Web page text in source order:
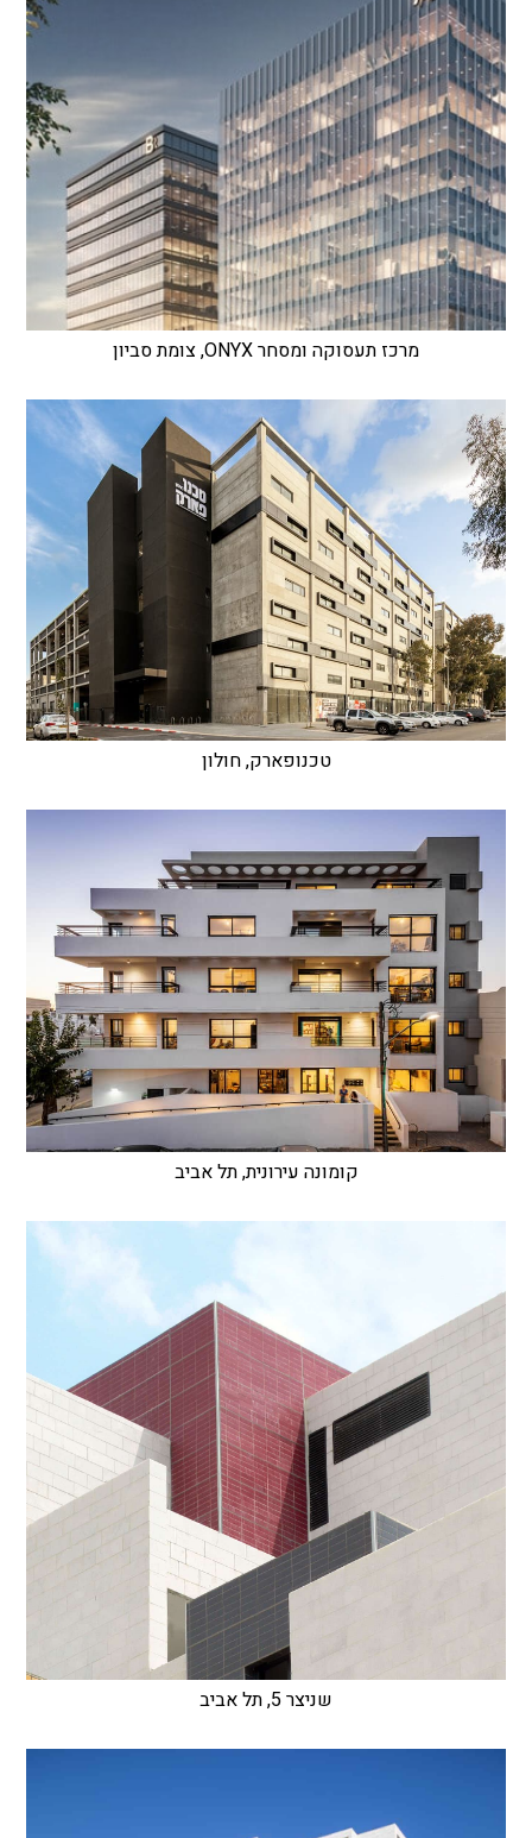
מרכז תעסוקה ומסחר ONYX, צומת סביון
טכנופארק, חולון
קומונה עירונית, תל אביב
שניצר 5, תל אביב